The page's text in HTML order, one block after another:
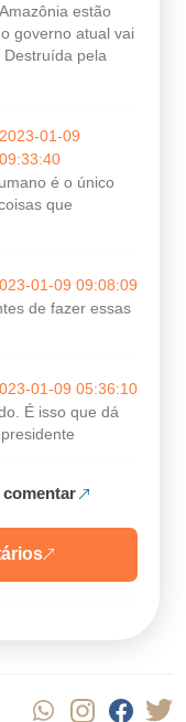
estão
governo atual vai
pela
2023-01-09
09:33:40
é o único
que
01-09 09:08:09
de fazer essas
01-09 05:36:10
É isso que dá
comentar